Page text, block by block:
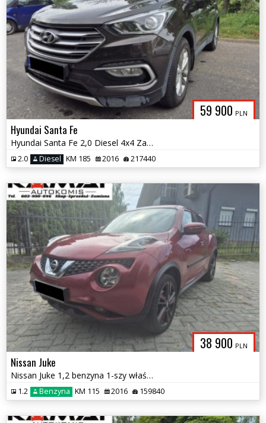
59 900 PLN
Hyundai Santa Fe
Hyundai Santa Fe 2,0 Diesel 4x4 Zamiana
2.0 Diesel KM 185 2016 217440
38 900 PLN
Nissan Juke
Nissan Juke 1,2 benzyna 1-szy właściciel Salon PL Zamiana
1.2 Benzyna KM 115 2016 159840